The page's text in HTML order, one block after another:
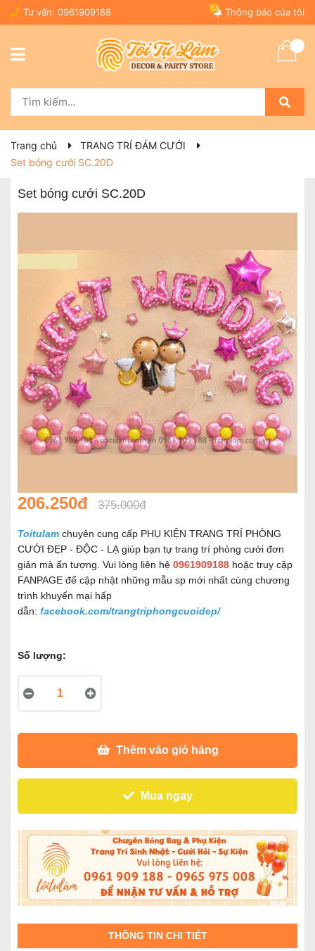
Tư vấn: 0961909188 Thông báo của tôi
53
Trang chủ
TRANG TRÍ ĐÁM CƯỚI
Set bóng cưới SC.20D
Set bóng cưới SC.20D
206.250đ 375.000đ
Toitulam chuyên cung cấp PHỤ KIỆN TRANG TRÍ PHÒNG
CƯỚI ĐẸP - ĐỘC - LẠ giúp bạn tự trang trí phòng cưới đơn
giản mà ấn tượng. Vui lòng liên hệ 0961909188 hoặc truy cập
FANPAGE để cập nhật những mẫu sp mới nhất cùng chương
trình khuyến mại hấp
dẫn: facebook.com/trangtriphongcuoidep/
Số lượng:
Thêm vào giỏ hàng
Mua ngay
THÔNG TIN CHI TIẾT